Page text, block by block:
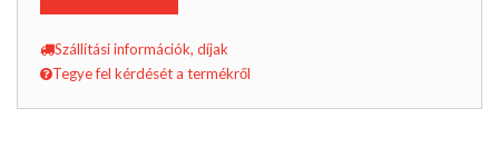
Szállítási információk, díjak
Tegye fel kérdését a termékről